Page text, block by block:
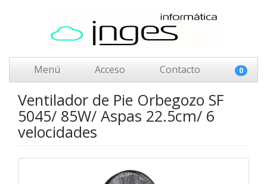
Menú Acceso Contacto 0
Ventilador de Pie Orbegozo SF
5045/ 85W/ Aspas 22.5cm/ 6
velocidades